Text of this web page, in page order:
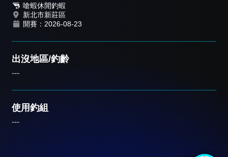
報名篇》
嗆蝦休閒釣蝦
新北市新莊區
開賽：2026-08-23
出沒地區/釣齡
---
使用釣組
---